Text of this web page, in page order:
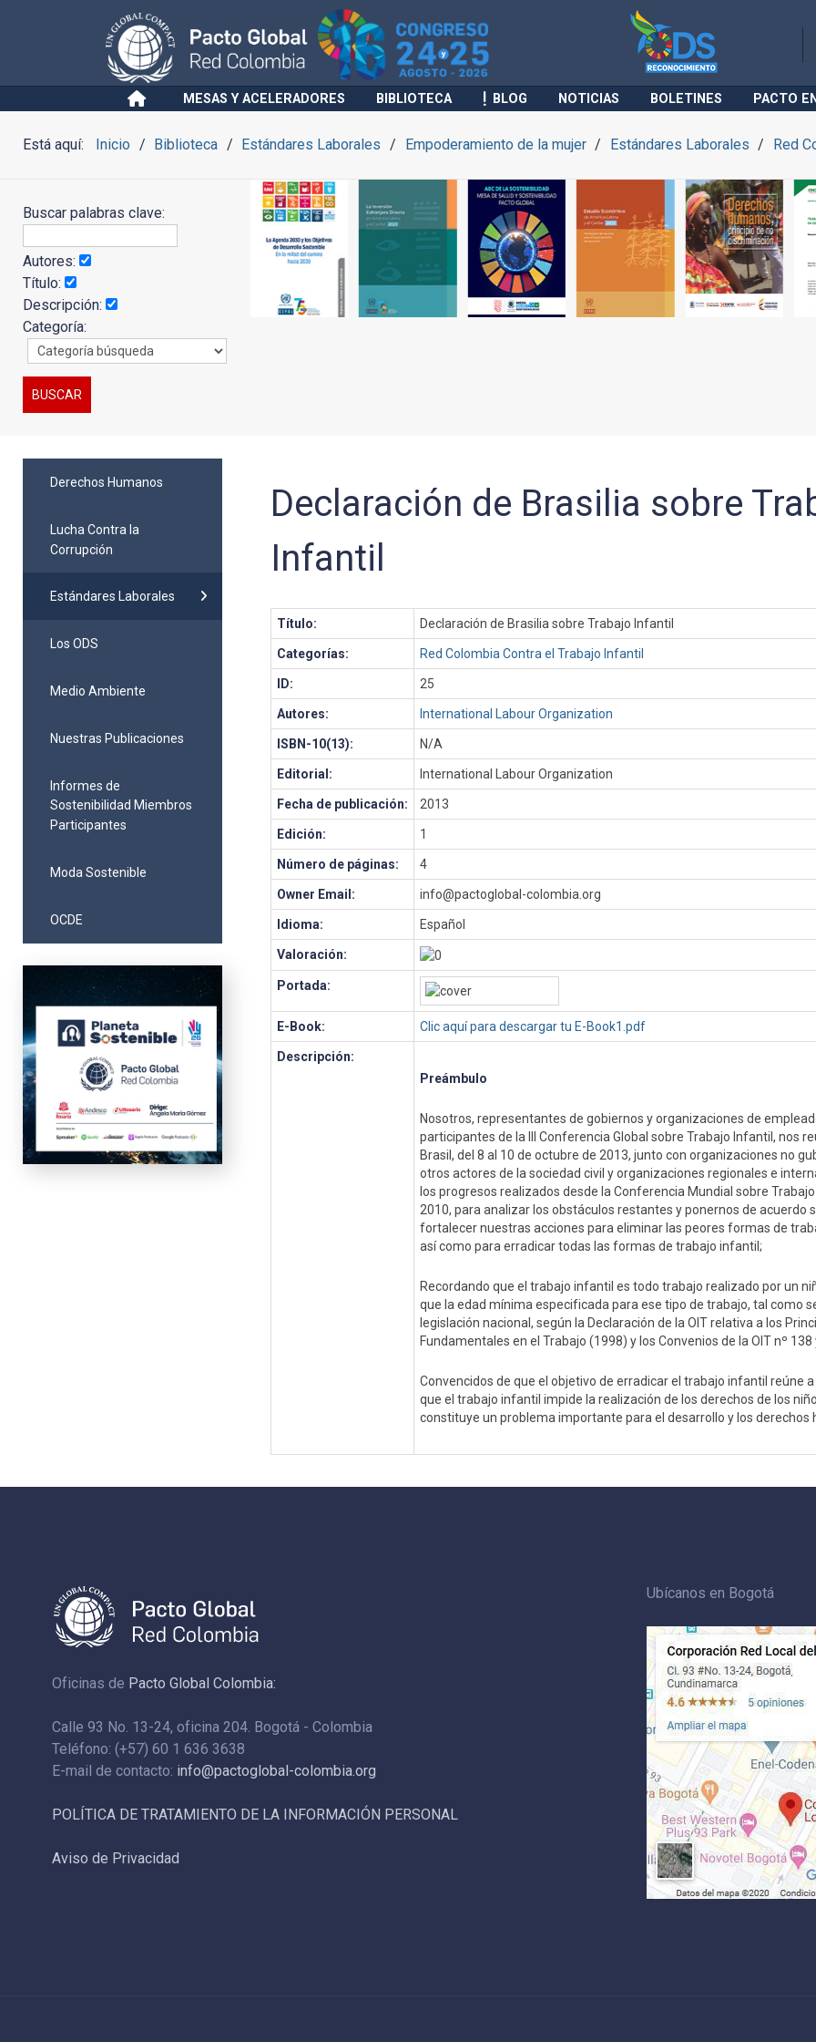
MESAS Y ACELERADORES BIBLIOTECA BLOG NOTICIAS BOLETINES PACTO
Está aquí: Inicio Biblioteca Estándares Laborales Empoderamiento de la mujer Estándares Laborales Red
Buscar palabras clave:
Autores:
Título:
Descripción:
Categoría:
Derechos Humanos
Lucha Contra la
Corrupción
Estándares Laborales
Los ODS
Medio Ambiente
Nuestras Publicaciones
Informes de
Sostenibilidad Miembros
Participantes
Moda Sostenible
OCDE
Declaración de Brasilia sobre
Infantil
Título: Declaración de Brasilia sobre Trabajo Infantil
Categorías: Red Colombia Contra el Trabajo Infantil
ID: 25
Autores: International Labour Organization
ISBN-10(13): N/A
Editorial: International Labour Organization
Fecha de publicación: 2013
Edición: 1
Número de páginas: 4
Owner Email: info@pactoglobal-colombia.org
Idioma: Español
Valoración:
Portada:
E-Book: Clic aquí para descargar tu E-Book1.pdf
Descripción:
Preámbulo
Nosotros, representantes de gobiernos y organizaciones de
participantes de la III Conferencia Global sobre Trabajo Infantil, nos
Brasil, del 8 al 10 de octubre de 2013, junto con organizaciones no
otros actores de la sociedad civil y organizaciones regionales e
los progresos realizados desde la Conferencia Mundial sobre
2010, para analizar los obstáculos restantes y ponernos de acuerdo
fortalecer nuestras acciones para eliminar las peores formas de
así como para erradicar todas las formas de trabajo infantil;
Recordando que el trabajo infantil es todo trabajo realizado por un
que la edad mínima especificada para ese tipo de trabajo, tal como
legislación nacional, según la Declaración de la OIT relativa a los
Fundamentales en el Trabajo (1998) y los Convenios de la OIT nº 138
Convencidos de que el objetivo de erradicar el trabajo infantil reúne
que el trabajo infantil impide la realización de los derechos de los
constituye un problema importante para el desarrollo y los derechos
Oficinas de Pacto Global Colombia:
Calle 93 No. 13-24, oficina 204. Bogotá - Colombia
Teléfono: (+57) 60 1 636 3638
E-mail de contacto: info@pactoglobal-colombia.org
POLÍTICA DE TRATAMIENTO DE LA INFORMACIÓN PERSONAL
Aviso de Privacidad
Ubícanos en Bogotá